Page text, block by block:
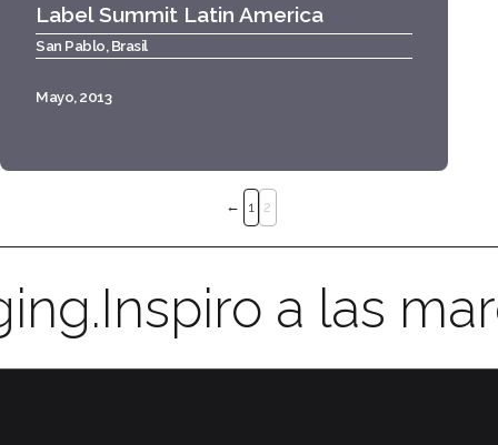
Label Summit Latin America
San Pablo, Brasil
Mayo, 2013
publicaciones
← 1 2
Inspiro a las